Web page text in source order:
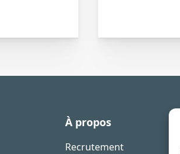
À propos
Recrutement